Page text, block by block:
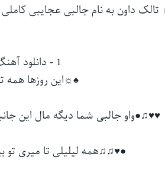
داون به نام ﺟﺎﻟﺒﻰ ﻋﺠﺎﻳﺒﻰ
1 - دانلود آهنگ جالبی اصلی تالک دان ☼
♠☼اﻳﻦ روزﻫﺎ
♥♥♫●واو ﺟﺎﻟﺒﻰ ﺷﻤﺎ دﻳﮕﻪ ﻣﺎل اﻳﻦ
●♥♫♫ﻫﻤﻪ ﻟﻴﻠﻴﻠﻰ ﺗﺎ ﻣﻴﺮی ﺗﻮ